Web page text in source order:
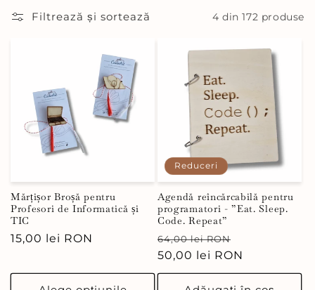
i
Filtrează și sortează 4 din 172 produse
Mărțișor Broșă pentru
Profesori de Informatică și
TIC
Preț
15,00 lei RON
Reduceri
Agendă reîncărcabilă pentru
programatori - ”Eat. Sleep.
Code. Repeat”
Preț
obișnuit
64,00 lei RON
redus
50,00 lei RON